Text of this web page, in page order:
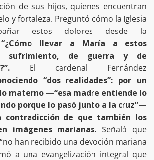
de sus hijos, quienes encuentran
y fortaleza. Preguntó cómo la Iglesia
estos dolores desde la
“¿Cómo llevar a María a estos
sufrimiento, de guerra y de
El cardenal Fernández
“dos realidades”: por un
materno —“esa madre entiende lo
porque lo pasó junto a la cruz”—
de que también los
imágenes marianas.Señaló que
han recibido una devoción mariana
a una evangelización integral que